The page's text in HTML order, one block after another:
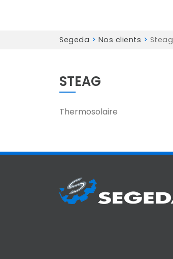
Segeda > Nos clients > Steag
STEAG
Thermosolaire